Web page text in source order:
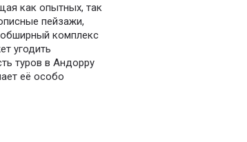
как опытных, так
пейзажи,
комплекс
угодить
туров в Андорру
её особо